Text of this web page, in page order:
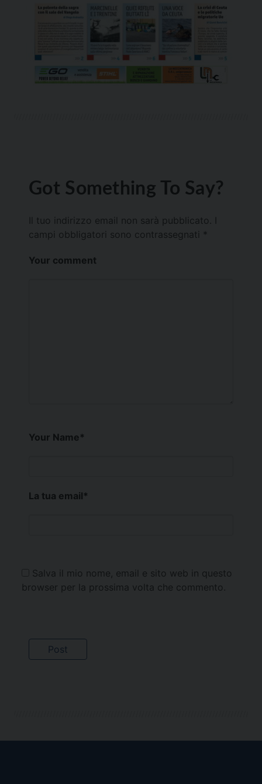
Got Something To Say?
Il tuo indirizzo email non sarà pubblicato.
campi obbligatori sono contrassegnati *
Your comment
Your Name*
La tua email*
Salva il mio nome, email e sito web in questo
browser per la prossima volta che commento.